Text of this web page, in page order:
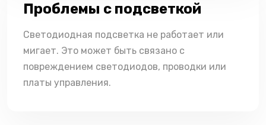
Проблемы с подсветкой
Светодиодная подсветка не работает или
мигает. Это может быть связано с
повреждением светодиодов, проводки или
платы управления.